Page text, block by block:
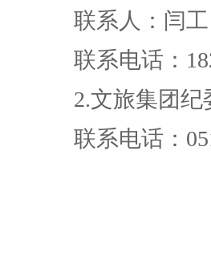
联系人：闫工
联系电话：
2.文旅集团纪
联系电话：